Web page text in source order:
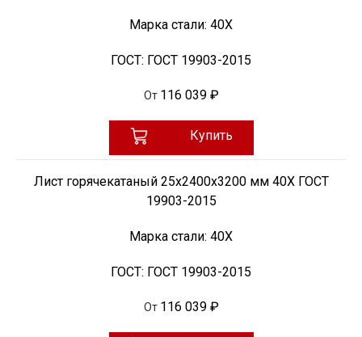
Марка стали: 40Х
ГОСТ: ГОСТ 19903-2015
От 116 039 ₽
Купить
Лист горячекатаный 25х2400х3200 мм 40Х ГОСТ
19903-2015
Марка стали: 40Х
ГОСТ: ГОСТ 19903-2015
От 116 039 ₽